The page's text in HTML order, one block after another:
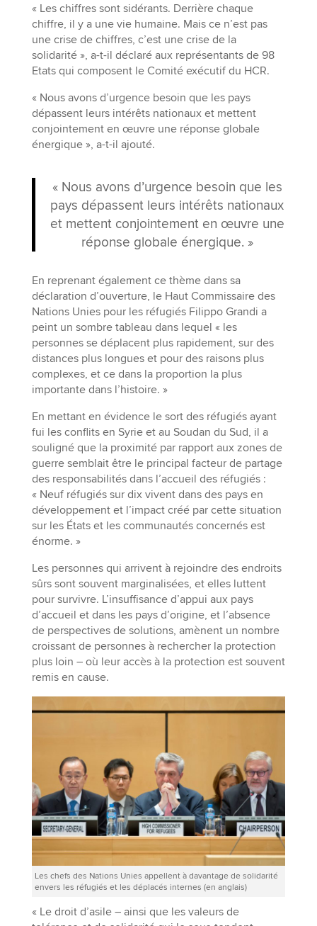
« Les chiffres sont sidérants. Derrière chaque
chiffre, il y a une vie humaine. Mais ce n’est pas
une crise de chiffres, c’est une crise de la
solidarité », a-t-il déclaré aux représentants de 98
Etats qui composent le Comité exécutif du HCR.
« Nous avons d’urgence besoin que les pays
dépassent leurs intérêts nationaux et mettent
conjointement en œuvre une réponse globale
énergique », a-t-il ajouté.
« Nous avons d’urgence besoin que les
pays dépassent leurs intérêts nationaux
et mettent conjointement en œuvre une
réponse globale énergique. »
En reprenant également ce thème dans sa
déclaration d’ouverture, le Haut Commissaire des
Nations Unies pour les réfugiés Filippo Grandi a
peint un sombre tableau dans lequel « les
personnes se déplacent plus rapidement, sur des
distances plus longues et pour des raisons plus
complexes, et ce dans la proportion la plus
importante dans l’histoire. »
En mettant en évidence le sort des réfugiés ayant
fui les conflits en Syrie et au Soudan du Sud, il a
souligné que la proximité par rapport aux zones de
guerre semblait être le principal facteur de partage
des responsabilités dans l’accueil des réfugiés :
« Neuf réfugiés sur dix vivent dans des pays en
développement et l’impact créé par cette situation
sur les États et les communautés concernés est
énorme. »
Les personnes qui arrivent à rejoindre des endroits
sûrs sont souvent marginalisées, et elles luttent
pour survivre. L’insuffisance d’appui aux pays
d’accueil et dans les pays d’origine, et l’absence
de perspectives de solutions, amènent un nombre
croissant de personnes à rechercher la protection
plus loin – où leur accès à la protection est souvent
remis en cause.
Les chefs des Nations Unies appellent à davantage de solidarité
envers les réfugiés et les déplacés internes (en anglais)
« Le droit d’asile – ainsi que les valeurs de